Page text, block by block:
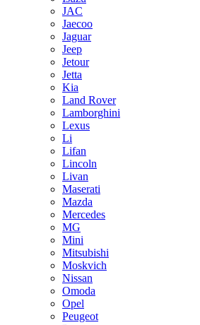
JAC
Jaecoo
Jaguar
Jeep
Jetour
Jetta
Kia
Land Rover
Lamborghini
Lexus
Li
Lifan
Lincoln
Livan
Maserati
Mazda
Mercedes
MG
Mini
Mitsubishi
Moskvich
Nissan
Omoda
Opel
Peugeot